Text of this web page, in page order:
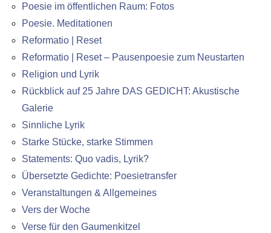
Poesie im öffentlichen Raum: Fotos
Poesie. Meditationen
Reformatio | Reset
Reformatio | Reset – Pausenpoesie zum Neustarten
Religion und Lyrik
Rückblick auf 25 Jahre DAS GEDICHT: Akustische
Galerie
Sinnliche Lyrik
Starke Stücke, starke Stimmen
Statements: Quo vadis, Lyrik?
Übersetzte Gedichte: Poesietransfer
Veranstaltungen & Allgemeines
Vers der Woche
Verse für den Gaumenkitzel